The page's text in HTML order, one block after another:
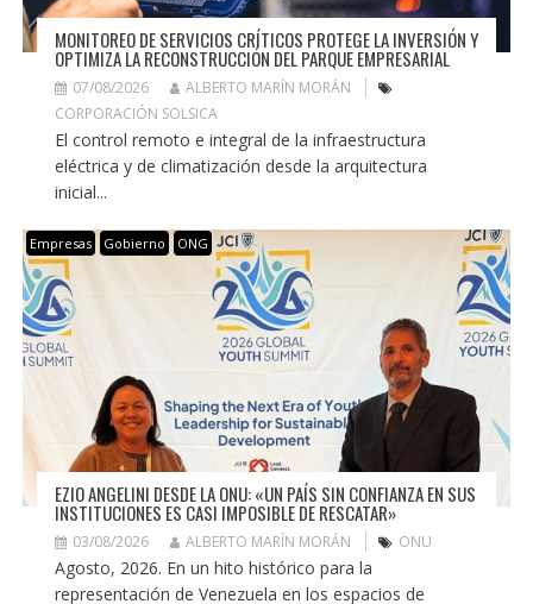
MONITOREO DE SERVICIOS CRÍTICOS PROTEGE LA INVERSIÓN Y
OPTIMIZA LA RECONSTRUCCIÓN DEL PARQUE EMPRESARIAL
07/08/2026
ALBERTO MARÍN MORÁN
CORPORACIÓN SOLSICA
El control remoto e integral de la infraestructura
eléctrica y de climatización desde la arquitectura
inicial...
Empresas Gobierno ONG
EZIO ANGELINI DESDE LA ONU: «UN PAÍS SIN CONFIANZA EN SUS
INSTITUCIONES ES CASI IMPOSIBLE DE RESCATAR»
03/08/2026 ALBERTO MARÍN MORÁN ONU
Agosto, 2026. En un hito histórico para la
representación de Venezuela en los espacios de